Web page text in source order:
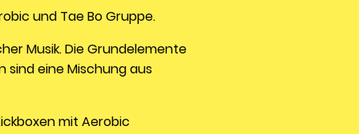
und Tae Bo Gruppe.
Musik. Die Grundelemente
sind eine Mischung aus
mit Aerobic